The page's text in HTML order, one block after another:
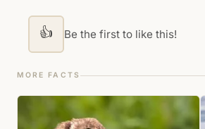
👍 Be the first to like this!
MORE FACTS